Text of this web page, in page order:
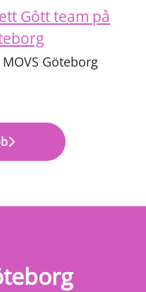
Gôtt team på
MOVS Göteborg